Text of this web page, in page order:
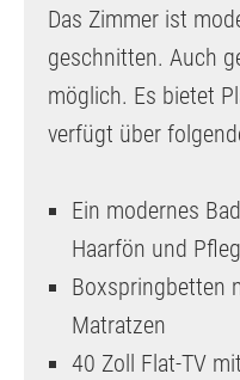
Das Zimmer ist
geschnitten. Auch
möglich. Es bietet
verfügt über
Ein modernes
Haarfön und
Boxspringbetten
Matratzen
40 Zoll Flat-TV